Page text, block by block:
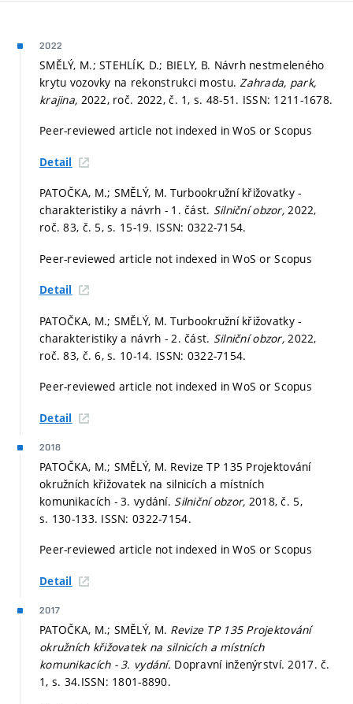
2022
SMĚLÝ, M.; STEHLÍK, D.; BIELY, B. Návrh nestmeleného
krytu vozovky na rekonstrukci mostu. Zahrada, park,
krajina, 2022, roč. 2022, č. 1, s. 48-51. ISSN: 1211-1678.
Peer-reviewed article not indexed in WoS or Scopus
Detail
PATOČKA, M.; SMĚLÝ, M. Turbookružní křižovatky -
charakteristiky a návrh - 1. část. Silniční obzor,2022,
roč. 83, č. 5,s. 15-19. ISSN: 0322-7154.
Peer-reviewed article not indexed in WoS or Scopus
Detail
PATOČKA, M.; SMĚLÝ, M. Turbookružní křižovatky -
charakteristiky a návrh - 2. část. Silniční obzor, 2022,
roč. 83, č. 6,s. 10-14. ISSN: 0322-7154.
Peer-reviewed article not indexed in WoS or Scopus
Detail
2018
PATOČKA, M.; SMĚLÝ, M. Revize TP 135 Projektování
okružních křižovatek na silnicích a místních
komunikacích - 3. vydání. Silniční obzor, 2018, č. 5,
s. 130-133. ISSN: 0322-7154.
Peer-reviewed article not indexed in WoS or Scopus
Detail
2017
PATOČKA, M.; SMĚLÝ, M. Revize TP 135 Projektování
okružních křižovatek na silnicích a místních
komunikacích - 3. vydání. Dopravní inženýrství. 2017. č.
1, s. 34.ISSN: 1801-8890.